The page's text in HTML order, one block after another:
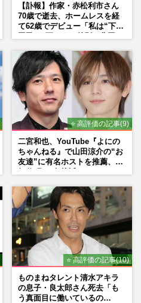
【訃報】作家・赤松利市さん
70歳で逝去、ホームレスを経
て62歳でデビュー「私は“下級
⭐ 高評価の記事(9)
二宮和也、YouTube『よにの
ちゃんねる』で山田涼介の“お
友達”に有名ホストを推薦、歌
⭐ 高評価の記事(10)
ものまねタレント清水アキラ
の息子・良太郎さん死去「も
う真面目に働いているの